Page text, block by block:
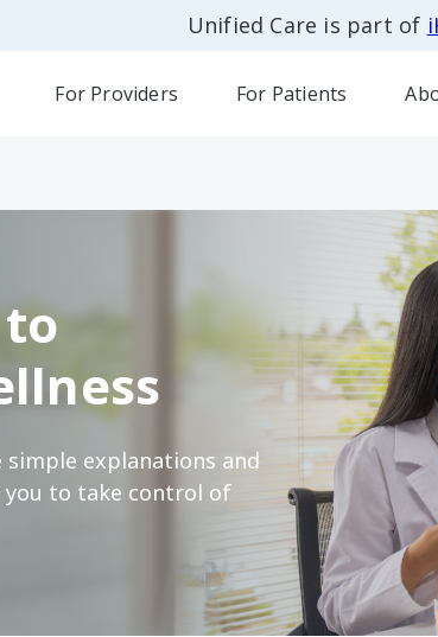
Unified Care is part of
For Providers For Patients
to
explanations and
to take control of